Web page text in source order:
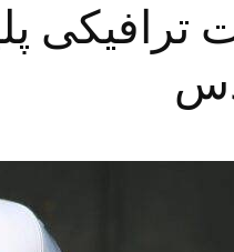
ترافیکی